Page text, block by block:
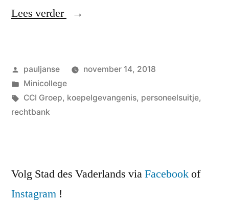
Lees verder “Personeelsuitje”
Geplaatst
door
pauljanse
november 14, 2018
Geplaatst
in
Minicollege
Tags:
CCI Groep, koepelgevangenis, personeelsuitje,
rechtbank
Volg Stad des Vaderlands viaFacebookof
Instagram !